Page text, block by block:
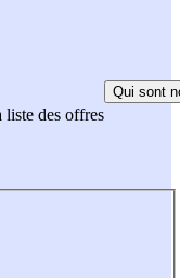
liste des offres
Qui sont